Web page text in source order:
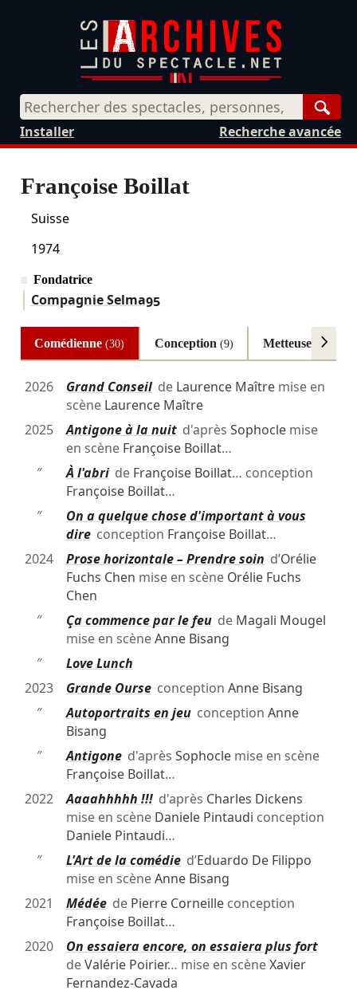
Recherche avancée
Installer
Françoise Boillat
Suisse
1974
Fondatrice
Compagnie Selma95
Comédienne(30) Conception (9) Metteuse en
2026 Grand Conseilde Laurence Maîtremise en
scène Laurence Maître
2025
Antigone à la nuitd'après Sophoclemise
en scène Françoise Boillat…
″
À l'abride Françoise Boillat… conception
Françoise Boillat…
″
On a quelque chose d'important à vous
direconception Françoise Boillat…
2024
Prose horizontale – Prendre soin d’Orélie
Fuchs Chen mise en scène Orélie Fuchs
Chen
″
Ça commence par le feude Magali Mougel
mise en scèneAnne Bisang
″
Love Lunch
2023
Grande Ourseconception Anne Bisang
″
Autoportraits en jeuconception Anne
Bisang
″
Antigoned'après Sophoclemise en scène
Françoise Boillat…
2022
Aaaahhhhh !!!d'après Charles Dickens
mise en scène Daniele Pintaudi conception
Daniele Pintaudi…
″
L'Art de la comédied’Eduardo De Filippo
mise en scèneAnne Bisang
2021
Médéede Pierre Corneilleconception
Françoise Boillat…
2020
On essaiera encore, on essaiera plus fort
deValérie Poirier… mise en scèneXavier
Fernandez-Cavada